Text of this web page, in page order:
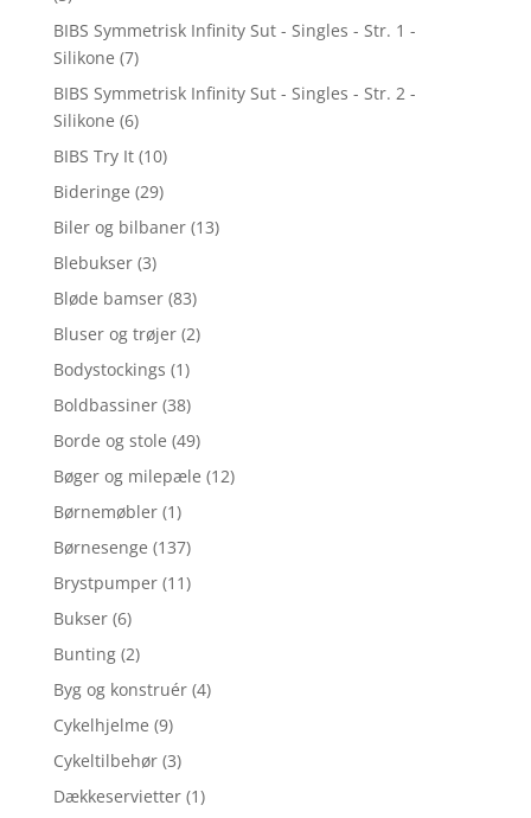
BIBS Symmetrisk Infinity Sut - Singles - Str. 1 -
Silikone (7)
BIBS Symmetrisk Infinity Sut - Singles - Str. 2 -
Silikone (6)
BIBS Try It (10)
Bideringe (29)
Biler og bilbaner (13)
Blebukser (3)
Bløde bamser (83)
Bluser og trøjer (2)
Bodystockings (1)
Boldbassiner (38)
Borde og stole (49)
Bøger og milepæle (12)
Børnemøbler (1)
Børnesenge (137)
Brystpumper (11)
Bukser (6)
Bunting (2)
Byg og konstruér (4)
Cykelhjelme (9)
Cykeltilbehør (3)
Dækkeservietter (1)